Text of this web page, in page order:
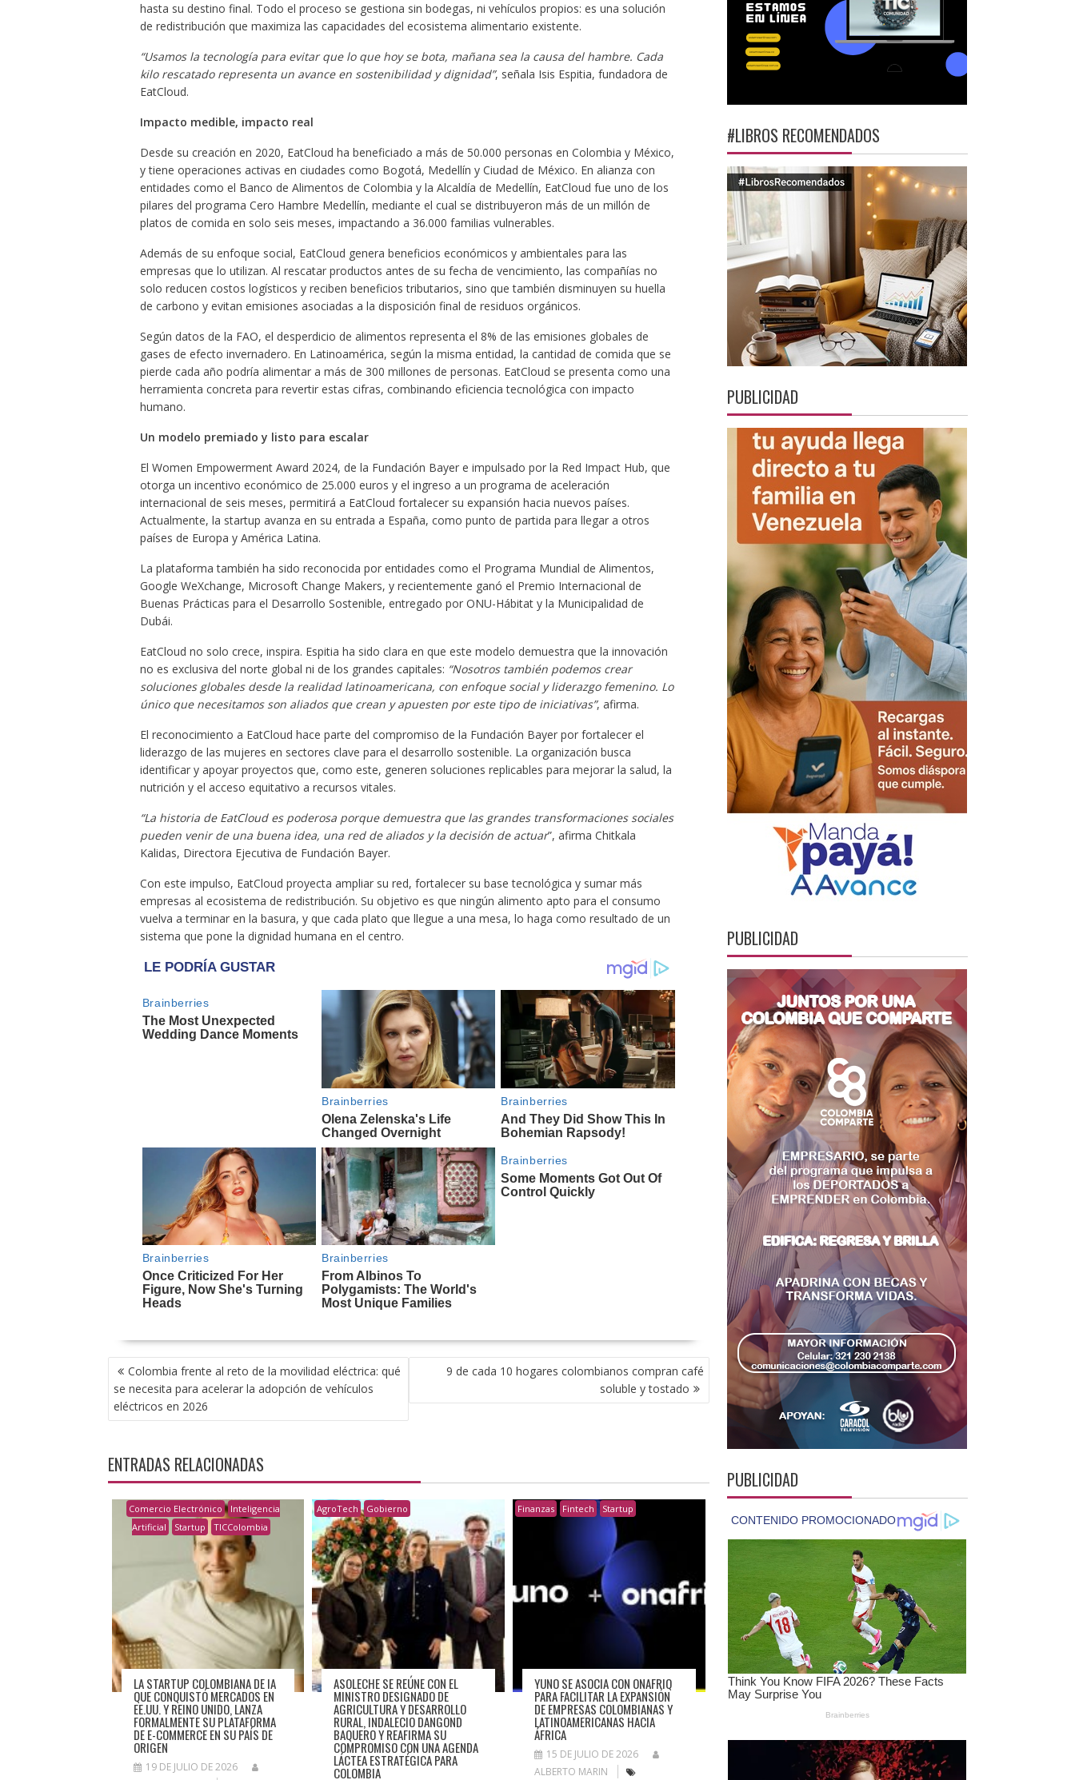
hasta su destino final. Todo el proceso se gestiona sin bodegas, ni vehículos propios: es una solución
de redistribución que maximiza las capacidades del ecosistema alimentario existente.
“Usamos la tecnología para evitar que lo que hoy se bota, mañana sea la causa del hambre. Cada
kilo rescatado representa un avance en sostenibilidad y dignidad”, señala Isis Espitia, fundadora de
EatCloud.
Impacto medible, impacto real
Desde su creación en 2020, EatCloud ha beneficiado a más de 50.000 personas en Colombia y México,
y tiene operaciones activas en ciudades como Bogotá, Medellín y Ciudad de México. En alianza con
entidades como el Banco de Alimentos de Colombia y la Alcaldía de Medellín, EatCloud fue uno de los
pilares del programa Cero Hambre Medellín, mediante el cual se distribuyeron más de un millón de
platos de comida en solo seis meses, impactando a 36.000 familias vulnerables.
Además de su enfoque social, EatCloud genera beneficios económicos y ambientales para las
empresas que lo utilizan. Al rescatar productos antes de su fecha de vencimiento, las compañías no
solo reducen costos logísticos y reciben beneficios tributarios, sino que también disminuyen su huella
de carbono y evitan emisiones asociadas a la disposición final de residuos orgánicos.
Según datos de la FAO, el desperdicio de alimentos representa el 8% de las emisiones globales de
gases de efecto invernadero. En Latinoamérica, según la misma entidad, la cantidad de comida que se
pierde cada año podría alimentar a más de 300 millones de personas. EatCloud se presenta como una
herramienta concreta para revertir estas cifras, combinando eficiencia tecnológica con impacto
humano.
Un modelo premiado y listo para escalar
El Women Empowerment Award 2024, de la Fundación Bayer e impulsado por la Red Impact Hub, que
otorga un incentivo económico de 25.000 euros y el ingreso a un programa de aceleración
internacional de seis meses, permitirá a EatCloud fortalecer su expansión hacia nuevos países.
Actualmente, la startup avanza en su entrada a España, como punto de partida para llegar a otros
países de Europa y América Latina.
La plataforma también ha sido reconocida por entidades como el Programa Mundial de Alimentos,
Google WeXchange, Microsoft Change Makers, y recientemente ganó el Premio Internacional de
Buenas Prácticas para el Desarrollo Sostenible, entregado por ONU-Hábitat y la Municipalidad de
Dubái.
EatCloud no solo crece, inspira. Espitia ha sido clara en que este modelo demuestra que la innovación
no es exclusiva del norte global ni de los grandes capitales: “Nosotros también podemos crear
soluciones globales desde la realidad latinoamericana, con enfoque social y liderazgo femenino. Lo
único que necesitamos son aliados que crean y apuesten por este tipo de iniciativas”, afirma.
El reconocimiento a EatCloud hace parte del compromiso de la Fundación Bayer por fortalecer el
liderazgo de las mujeres en sectores clave para el desarrollo sostenible. La organización busca
identificar y apoyar proyectos que, como este, generen soluciones replicables para mejorar la salud, la
nutrición y el acceso equitativo a recursos vitales.
“La historia de EatCloud es poderosa porque demuestra que las grandes transformaciones sociales
pueden venir de una buena idea, una red de aliados y la decisión de actuar”, afirma Chitkala
Kalidas, Directora Ejecutiva de Fundación Bayer.
Con este impulso, EatCloud proyecta ampliar su red, fortalecer su base tecnológica y sumar más
empresas al ecosistema de redistribución. Su objetivo es que ningún alimento apto para el consumo
vuelva a terminar en la basura, y que cada plato que llegue a una mesa, lo haga como resultado de un
sistema que pone la dignidad humana en el centro.
NAVEGACIÓN
DE
ENTRADAS
Colombia frente al reto de la movilidad eléctrica: qué
se necesita para acelerar la adopción de vehículos
eléctricos en 2026
9 de cada 10 hogares colombianos compran café
soluble y tostado
ENTRADAS RELACIONADAS
Comercio Electrónico
Inteligencia
Artificial
Startup TICColombia
LA STARTUP COLOMBIANA DE IA
QUE CONQUISTÓ MERCADOS EN
EE.UU. Y REINO UNIDO, LANZA
FORMALMENTE SU PLATAFORMA
DE E-COMMERCE EN SU PAÍS DE
ORIGEN
19 DE JULIO DE 2026
AgroTech Gobierno
ASOLECHE SE REÚNE CON EL
MINISTRO DESIGNADO DE
AGRICULTURA Y DESARROLLO
RURAL, INDALECIO DANGOND
BAQUERO Y REAFIRMA SU
COMPROMISO CON UNA AGENDA
LÁCTEA ESTRATÉGICA PARA
COLOMBIA
Finanzas Fintech Startup
YUNO SE ASOCIA CON ONAFRIQ
PARA FACILITAR LA EXPANSIÓN
DE EMPRESAS COLOMBIANAS Y
LATINOAMERICANAS HACIA
ÁFRICA
15 DE JULIO DE 2026
ALBERTO MARIN
#LIBROS RECOMENDADOS
PUBLICIDAD
PUBLICIDAD
PUBLICIDAD